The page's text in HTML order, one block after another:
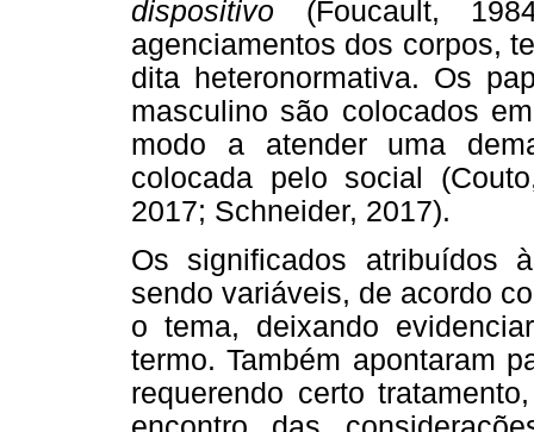
dispositivo (Foucault,
agenciamentos dos corpos,
dita heteronormativa. Os
masculino são colocados
modo a atender uma
colocada pelo social
2017; Schneider, 2017).
Os significados atribuídos
sendo variáveis, de acordo
o tema, deixando
termo. Também apontaram
requerendo certo